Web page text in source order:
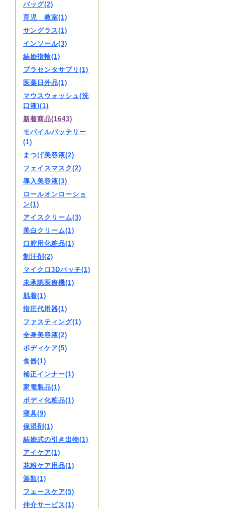
バッグ(2)
育児 教室(1)
サングラス(1)
インソール(3)
結婚指輪(1)
プラセンタサプリ(1)
医薬日外品(1)
マウスウォッシュ(洗
口液)(1)
新着商品(1643)
モバイルバッテリー
(1)
まつげ美容液(2)
フェイスマスク(2)
導入美容液(3)
ロールオンローショ
ン(1)
アイスクリーム(3)
美白クリーム(1)
口腔用化粧品(1)
制汗剤(2)
マイクロ3Dパッチ(1)
未承認医療機(1)
肌着(1)
指圧代用器(1)
ファスティング(1)
全身美容液(2)
ボディケア(5)
食器(1)
補正インナー(1)
家電製品(1)
ボディ化粧品(1)
寝具(9)
保湿剤(1)
結婚式の引き出物(1)
アイケア(1)
花粉ケア用品(1)
酒類(1)
フェースケア(5)
仲介サービス(1)